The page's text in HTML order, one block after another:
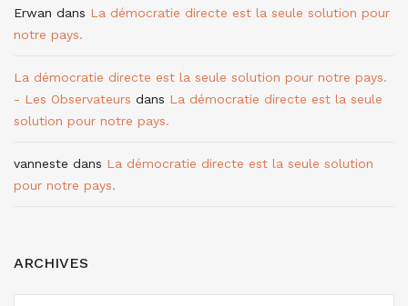
Erwan dans La démocratie directe est la seule solution pour
notre pays.
La démocratie directe est la seule solution pour notre pays.
- Les Observateurs dans La démocratie directe est la seule
solution pour notre pays.
vanneste dans La démocratie directe est la seule solution
pour notre pays.
ARCHIVES